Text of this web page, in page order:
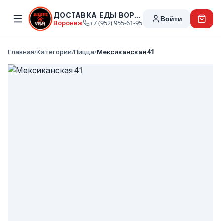
ДОСТАВКА ЕДЫ ВОРОНЕЖ
Воронеж +7 (952) 955-61-95 Войти
Главная/Категории/Пицца/Мексиканская 41